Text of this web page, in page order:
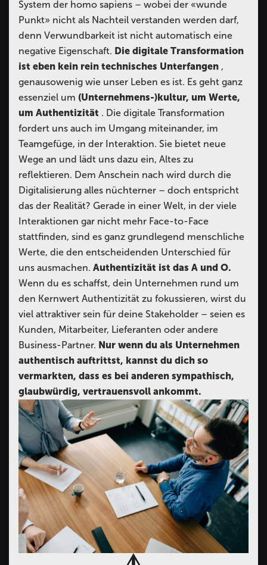
System der homo sapiens – wobei der «wunde
Punkt» nicht als Nachteil verstanden werden darf,
denn Verwundbarkeit ist nicht automatisch eine
negative Eigenschaft. Die digitale Transformation
ist eben kein rein technisches Unterfangen ,
genausowenig wie unser Leben es ist. Es geht ganz
essenziel um (Unternehmens-)kultur, um Werte,
um Authentizität . Die digitale Transformation
fordert uns auch im Umgang miteinander, im
Teamgefüge, in der Interaktion. Sie bietet neue
Wege an und lädt uns dazu ein, Altes zu
reflektieren. Dem Anschein nach wird durch die
Digitalisierung alles nüchterner – doch entspricht
das der Realität? Gerade in einer Welt, in der viele
Interaktionen gar nicht mehr Face-to-Face
stattfinden, sind es ganz grundlegend menschliche
Werte, die den entscheidenden Unterschied für
uns ausmachen. Authentizität ist das A und O.
Wenn du es schaffst, dein Unternehmen rund um
den Kernwert Authentizität zu fokussieren, wirst du
viel attraktiver sein für deine Stakeholder – seien es
Kunden, Mitarbeiter, Lieferanten oder andere
Business-Partner. Nur wenn du als Unternehmen
authentisch auftrittst, kannst du dich so
vermarkten, dass es bei anderen sympathisch,
glaubwürdig, vertrauensvoll ankommt.